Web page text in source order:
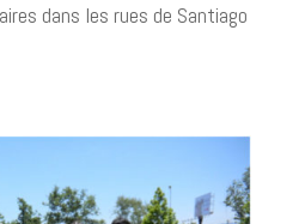
dans les rues de Santiago